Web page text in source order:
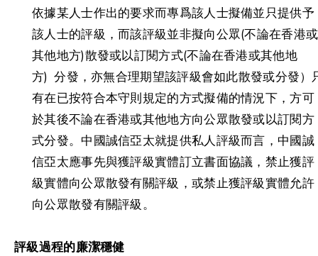
依據某人士作出的要求而專爲該人士擬備並只提供予
該人士的評級，而該評級並非擬向公眾(不論在香港或
其他地方)散發或以訂閱方式(不論在香港或其他地
方) 分發，亦無合理期望該評級會如此散發或分發）
有在已按符合本守則規定的方式擬備的情況下，方可
於其後不論在香港或其他地方向公眾散發或以訂閱方
式分發。中國誠信亞太就提供私人評級而言，中國誠
信亞太應事先與獲評級實體訂立書面協議，禁止獲評
級實體向公眾散發有關評級，或禁止獲評級實體允許
向公眾散發有關評級。
評級過程的廉潔穩健